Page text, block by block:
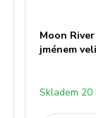
Moon
jménem
Skladem 20